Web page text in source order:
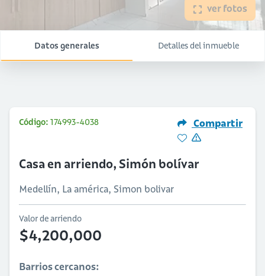
ver fotos
Datos generales Detalles del inmueble
Código: 174993-4038 Compartir
Casa en arriendo, Simón bolívar
Medellín, La américa, Simon bolivar
Valor de arriendo
$4,200,000
Barrios cercanos: